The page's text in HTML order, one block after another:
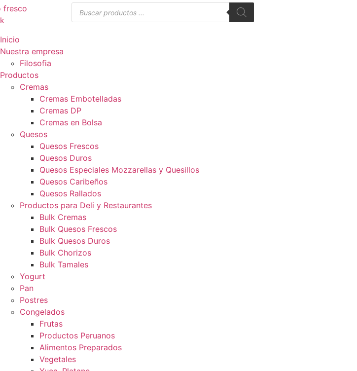
Inicio
Nuestra empresa
Filosofia
Productos
Cremas
Cremas Embotelladas
Cremas DP
Cremas en Bolsa
Quesos
Quesos Frescos
Quesos Duros
Quesos Especiales Mozzarellas y Quesillos
Quesos Caribeños
Quesos Rallados
Productos para Deli y Restaurantes
Bulk Cremas
Bulk Quesos Frescos
Bulk Quesos Duros
Bulk Chorizos
Bulk Tamales
Yogurt
Pan
Postres
Congelados
Frutas
Productos Peruanos
Alimentos Preparados
Vegetales